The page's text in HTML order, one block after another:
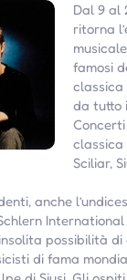
Dal 9 al
ritorna
famosi
classica
da tutto
classica
Sciliar,
anche
International
possibilità
di fama